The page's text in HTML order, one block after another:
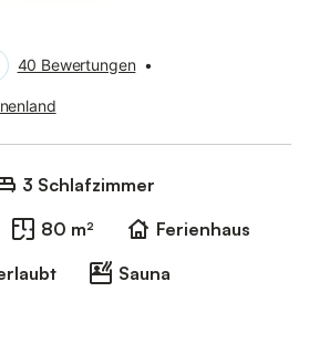
40 Bewertungen •
3 Schlafzimmer
80 m²
Ferienhaus
Sauna